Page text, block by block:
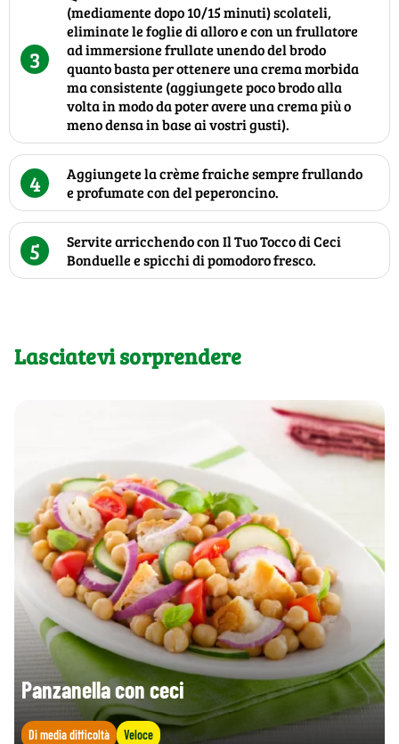
3
(mediamente dopo 10/15 minuti) scolateli,
eliminate le foglie di alloro e con un frullatore
ad immersione frullate unendo del brodo
quanto basta per ottenere una crema morbida
ma consistente (aggiungete poco brodo alla
volta in modo da poter avere una crema più o
meno densa in base ai vostri gusti).
4
Aggiungete la crème fraiche sempre frullando
e profumate con del peperoncino.
5
Servite arricchendo con Il Tuo Tocco di Ceci
Bonduelle e spicchi di pomodoro fresco.
Lasciatevi sorprendere
Panzanella con ceci
Di media difficoltà Veloce